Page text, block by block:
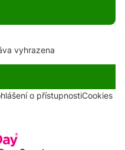
vyhrazena
o přístupnostiCookies